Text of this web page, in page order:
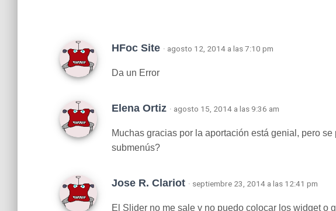
HFoc Site · agosto 12, 2014 a las 7:10 pm
Da un Error
Elena Ortiz · agosto 15, 2014 a las 9:36 am
Muchas gracias por la aportación está genial, pero
submenús?
Jose R. Clariot · septiembre 23, 2014 a las 12:41 pm
El Slider no me sale y no puedo colocar los widget o